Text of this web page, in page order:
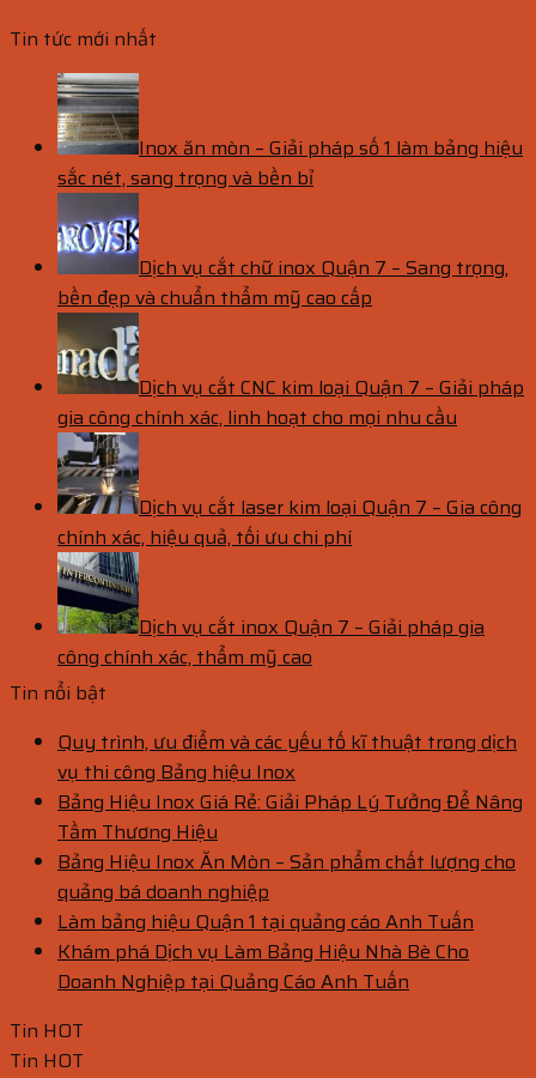
Tin tức mới nhất
Inox ăn mòn – Giải pháp số 1 làm bảng hiệu
sắc nét, sang trọng và bền bỉ
Dịch vụ cắt chữ inox Quận 7 – Sang trọng,
bền đẹp và chuẩn thẩm mỹ cao cấp
Dịch vụ cắt CNC kim loại Quận 7 – Giải pháp
gia công chính xác, linh hoạt cho mọi nhu cầu
Dịch vụ cắt laser kim loại Quận 7 – Gia công
chính xác, hiệu quả, tối ưu chi phí
Dịch vụ cắt inox Quận 7 – Giải pháp gia
công chính xác, thẩm mỹ cao
Tin nổi bật
Quy trình, ưu điểm và các yếu tố kĩ thuật trong dịch
vụ thi công Bảng hiệu Inox
Bảng Hiệu Inox Giá Rẻ: Giải Pháp Lý Tưởng Để Nâng
Tầm Thương Hiệu
Bảng Hiệu Inox Ăn Mòn – Sản phẩm chất lượng cho
quảng bá doanh nghiệp
Làm bảng hiệu Quận 1 tại quảng cáo Anh Tuấn
Khám phá Dịch vụ Làm Bảng Hiệu Nhà Bè Cho
Doanh Nghiệp tại Quảng Cáo Anh Tuấn
Tin HOT
Tin HOT